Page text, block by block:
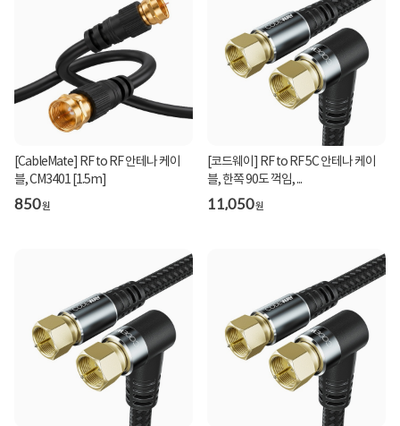
[CableMate] RF to RF 안테나 케이
블, CM3401 [1.5m]
850원
[코드웨이] RF to RF 5C 안테나 케이
블, 한쪽 90도 꺽임, ...
11,050원